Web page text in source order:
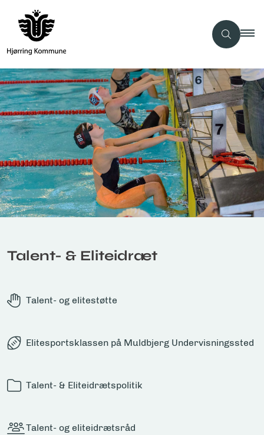
Talent- & Eliteidræt
Talent- og elitestøtte
Elitesportsklassen på Muldbjerg Undervisningssted
Talent- & Eliteidrætspolitik
Talent- og eliteidrætsråd